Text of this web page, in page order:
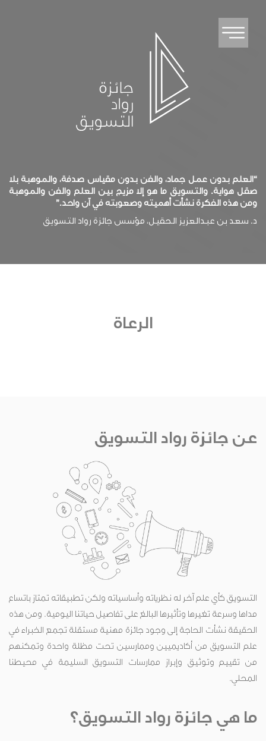
“العلم بدون عمل جماد، والفن بدون مقياس صدفة، والموهبة بلا
صقل هواية. والتسويق ما هو إلا مزيج بين العلم والفن والموهبة
ومن هذه الفكرة نشأت أهميته وصعوبته في آن واحد.”
د. سعد بن عبدالعزيز الحقيل، مؤسس جائزة رواد التسويق
الرعاة
عن جائزة رواد التسويق
التسويق كأي علم آخر له نظرياته وأساسياته ولكن تطبيقاته تمتاز باتساع
مداها وسرعة تغيرها وتأثيرها البالغ على تفاصيل حياتنا اليومية. ومن هذه
الحقيقة نشأت الحاجة إلى وجود جائزة مهنية مستقلة تجمع الخبراء في
علم التسويق من أكاديميين وممارسين تحت مظلة واحدة وتمكنهم
من تقييم وتوثيق وإبراز ممارسات التسويق السليمة في محيطنا
المحلي.
ما هي جائزة رواد التسويق؟